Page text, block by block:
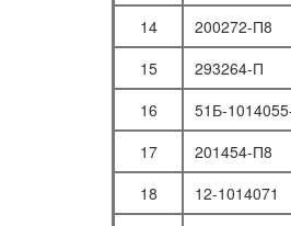
КОРОБКА
КОРОБКА ПЕРЕДАЧ
МЕХАНИЗМ
РАЗДАТОЧНАЯ
РАЗДАТОЧНАЯ КОРОБКА
14
200272-П8
15
293264-П
16
51Б-
17
201454-П8
18
12-1014071